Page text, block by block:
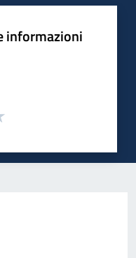
informazioni